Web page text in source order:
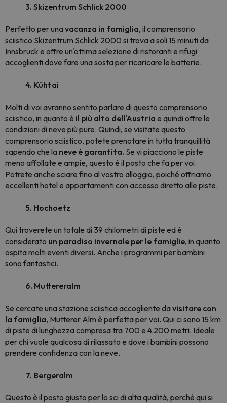
3. Skizentrum Schlick 2000
Perfetto per unavacanza in famiglia, il comprensorio
sciistico Skizentrum Schlick 2000 si trova a soli 15 minuti da
Innsbruck e offre un'ottima selezione di ristoranti e rifugi
accoglienti dove fare una sosta per ricaricare le batterie.
4. Kühtai
Molti di voi avranno sentito parlare di questo comprensorio
sciistico, in quanto è il più alto dell'Austria e quindi offre le
condizioni di neve più pure. Quindi, se visitate questo
comprensorio sciistico, potete prenotare in tutta tranquillità
sapendo che la neve è garantita. Se vi piacciono le piste
meno affollate e ampie, questo è il posto che fa per voi.
Potrete anche sciare fino al vostro alloggio, poiché offriamo
eccellenti hotel e appartamenti con accesso diretto alle piste.
5. Hochoetz
Qui troverete un totale di 39 chilometri di piste ed è
considerato un paradiso invernale per le famiglie, in quanto
ospita molti eventi diversi. Anche i programmi per bambini
sono fantastici.
6. Muttereralm
Se cercate una stazione sciistica accogliente davisitare con
la famiglia, Mutterer Alm è perfetta per voi. Qui ci sono 15 km
di piste di lunghezza compresa tra 700 e 4.200 metri. Ideale
per chi vuole qualcosa di rilassato e dove i bambini possono
prendere confidenza con la neve.
7. Bergeralm
Questo è il posto giusto per lo sci di alta qualità, perché qui si